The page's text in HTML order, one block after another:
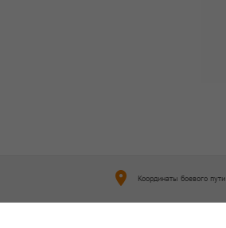
Координаты боевого пути